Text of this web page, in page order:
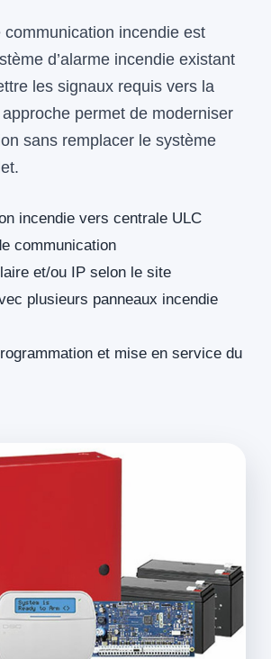
communication incendie est
d’alarme incendie existant
les signaux requis vers la
permet de moderniser
sans remplacer le système
incendie vers centrale ULC
communication
et/ou IP selon le site
plusieurs panneaux incendie
et mise en service du